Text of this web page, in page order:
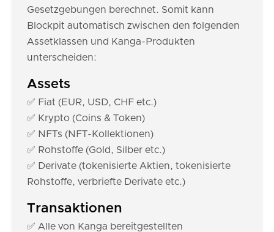
Gesetzgebungen berechnet. Somit kann
Blockpit automatisch zwischen den folgenden
Assetklassen und Kanga-Produkten
unterscheiden:
Assets
✅ Fiat (EUR, USD, CHF etc.)
✅ Krypto (Coins & Token)
✅ NFTs (NFT-Kollektionen)
✅ Rohstoffe (Gold, Silber etc.)
✅ Derivate (tokenisierte Aktien, tokenisierte
Rohstoffe, verbriefte Derivate etc.)
Transaktionen
✅ Alle von Kanga bereitgestellten